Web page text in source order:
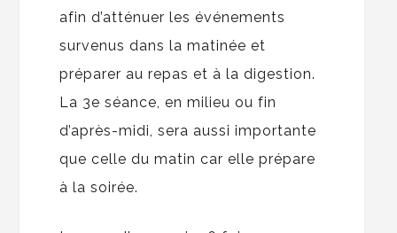
afin d’atténuer les événements
survenus dans la matinée et
préparer au repas et à la digestion.
La 3e séance, en milieu ou fin
d’après-midi, sera aussi importante
que celle du matin car elle prépare
à la soirée.